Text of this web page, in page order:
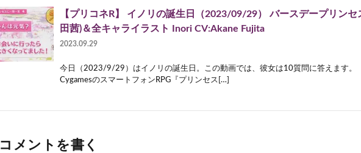
【プリコネR】 イノリの誕生日（2023/09/29） バースデープリンセ
田茜)＆全キャライラスト Inori CV:Akane Fujita
2023.09.29
今日（2023/9/29）はイノリの誕生日。この動画では、彼女は10質問に答えます。
CygamesのスマートフォンRPG『プリンセス[…]
コメントを書く